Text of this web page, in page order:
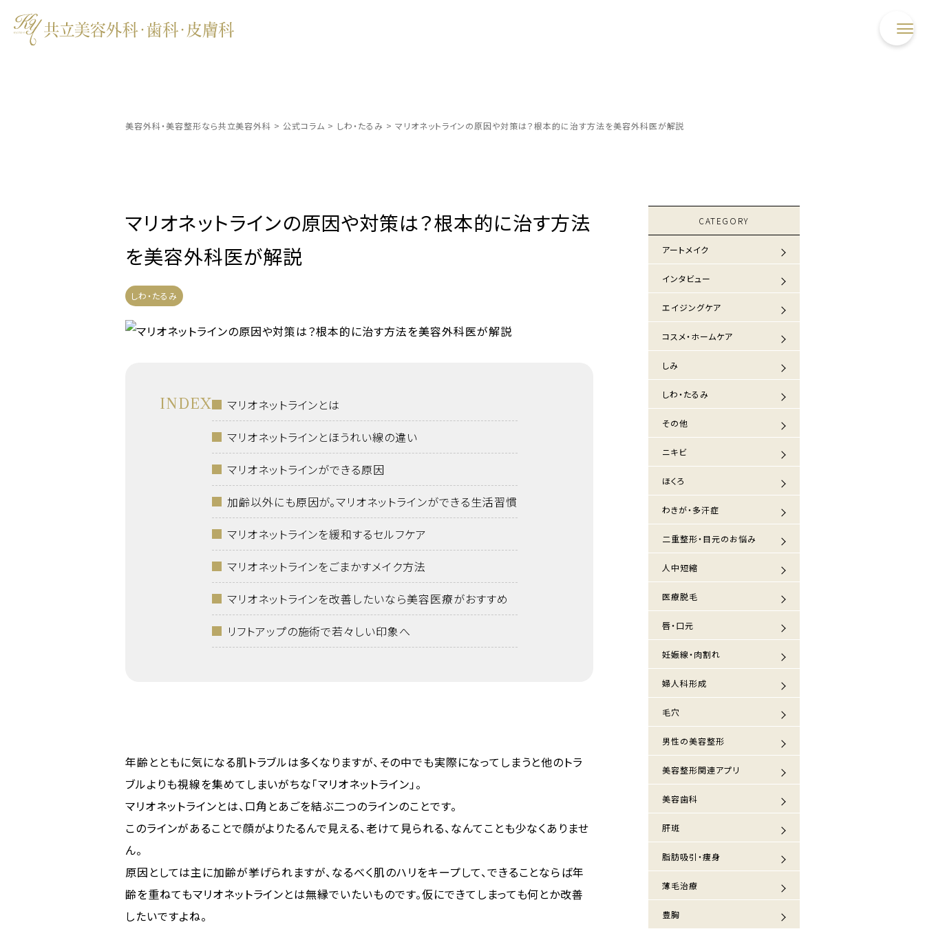
美容外科・美容整形なら共立美容外科 > 公式コラム > しわ・たるみ > マリオネットラインの原因や対策は？根本的に治す方法を美容外科医が解説
マリオネットラインの原因や対策は？根本的に治す方法
を美容外科医が解説
しわ・たるみ
INDEX
マリオネットラインとは
マリオネットラインとほうれい線の違い
マリオネットラインができる原因
加齢以外にも原因が。マリオネットラインができる生活習慣
マリオネットラインを緩和するセルフケア
マリオネットラインをごまかすメイク方法
マリオネットラインを改善したいなら美容医療がおすすめ
リフトアップの施術で若々しい印象へ
年齢とともに気になる肌トラブルは多くなりますが、その中でも実際になってしまうと他のトラ
ブルよりも視線を集めてしまいがちな「マリオネットライン」。
マリオネットラインとは、口角とあごを結ぶ二つのラインのことです。
このラインがあることで顔がよりたるんで見える、老けて見られる、なんてことも少なくありませ
ん。
原因としては主に加齢が挙げられますが、なるべく肌のハリをキープして、できることならば年
齢を重ねてもマリオネットラインとは無縁でいたいものです。仮にできてしまっても何とか改善
したいですよね。
CATEGORY
アートメイク
インタビュー
エイジングケア
コスメ・ホームケア
しみ
しわ・たるみ
その他
ニキビ
ほくろ
わきが・多汗症
二重整形・目元のお悩み
人中短縮
医療脱毛
唇・口元
妊娠線・肉割れ
婦人科形成
毛穴
男性の美容整形
美容整形関連アプリ
美容歯科
肝斑
脂肪吸引・痩身
薄毛治療
豊胸